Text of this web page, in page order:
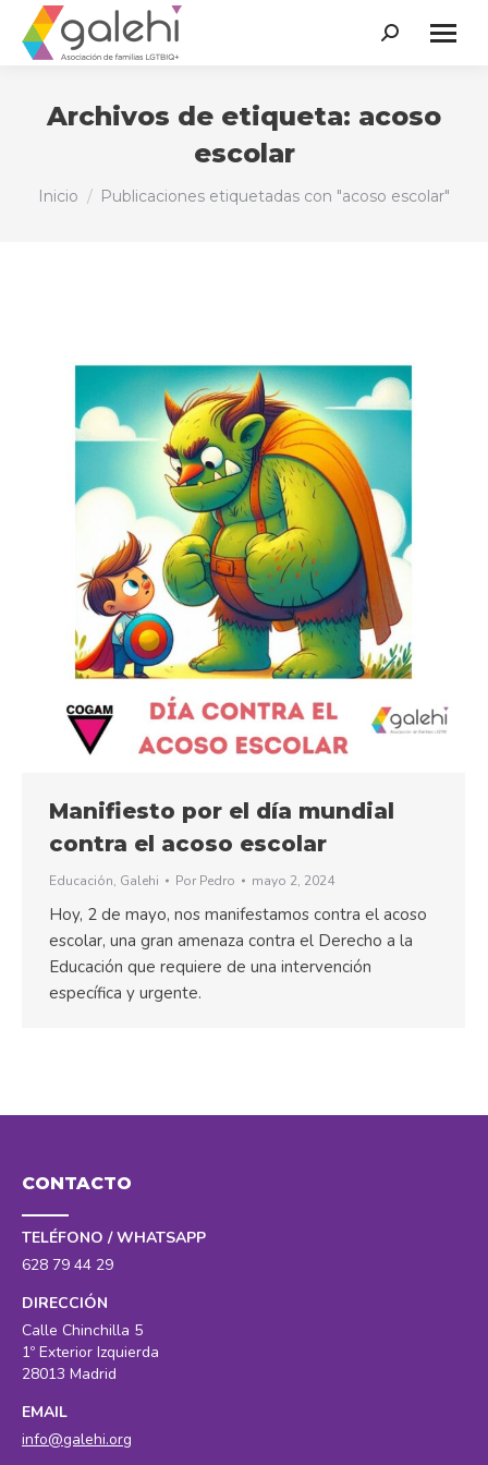
Buscar:
Archivos de etiqueta: acoso
escolar
Estás aquí:
Inicio Publicaciones etiquetadas con "acoso escolar"
Manifiesto por el día mundial
contra el acoso escolar
Educación, Galehi Por Pedro mayo 2, 2024
Hoy, 2 de mayo, nos manifestamos contra el acoso
escolar, una gran amenaza contra el Derecho a la
Educación que requiere de una intervención
específica y urgente.
CONTACTO
TELÉFONO / WHATSAPP
628 79 44 29
DIRECCIÓN
Calle Chinchilla 5
1º Exterior Izquierda
28013 Madrid
EMAIL
info@galehi.org